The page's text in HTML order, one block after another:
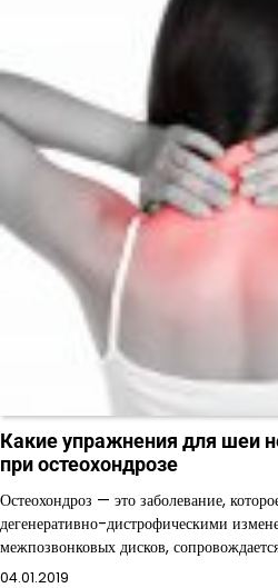
Какие упражнения для шеи
при остеохондрозе
Остеохондроз — это заболевание,
дегенеративно-дистрофическими
межпозвонковых дисков,
04.01.2019